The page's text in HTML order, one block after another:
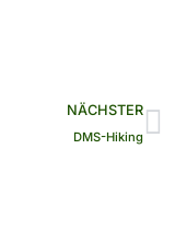
NÄCHSTER
DMS-Hiking